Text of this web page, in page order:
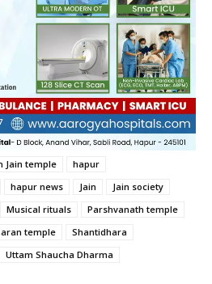
Jain temple
hapur
hapur news Jain
Jain society
Musical rituals
Parshvanath temple
temple
Shantidhara
Uttam Shaucha Dharma